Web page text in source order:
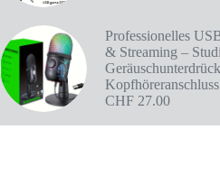
Professionelles
& Streaming –
CHF 27.00